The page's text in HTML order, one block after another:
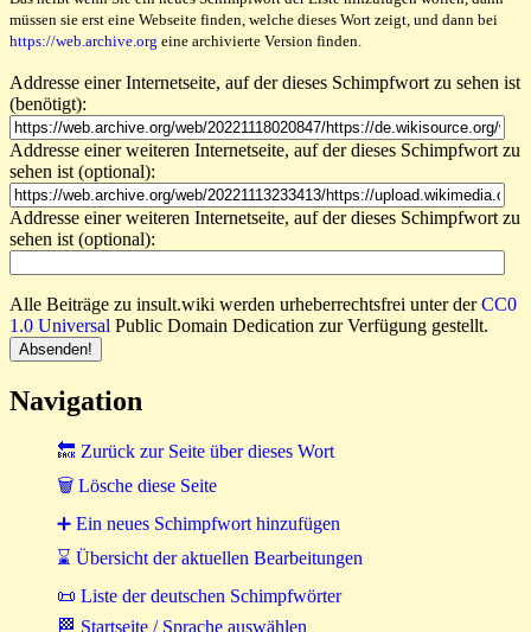
müssen sie erst eine Webseite finden, welche dieses Wort zeigt, und dann bei
https://web.archive.org eine archivierte Version finden.
Addresse einer Internetseite, auf der dieses Schimpfwort zu sehen ist
(benötigt):
Addresse einer weiteren Internetseite, auf der dieses Schimpfwort zu
sehen ist (optional):
Addresse einer weiteren Internetseite, auf der dieses Schimpfwort zu
sehen ist (optional):
Alle Beiträge zu insult.wiki werden urheberrechtsfrei unter derCC0
1.0 Universal Public Domain Dedication zur Verfügung gestellt.
Navigation
🔙 Zurück zur Seite über dieses Wort
🗑 Lösche diese Seite
➕ Ein neues Schimpfwort hinzufügen
⌛ Übersicht der aktuellen Bearbeitungen
📜 Liste der deutschen Schimpfwörter
🏁 Startseite / Sprache auswählen